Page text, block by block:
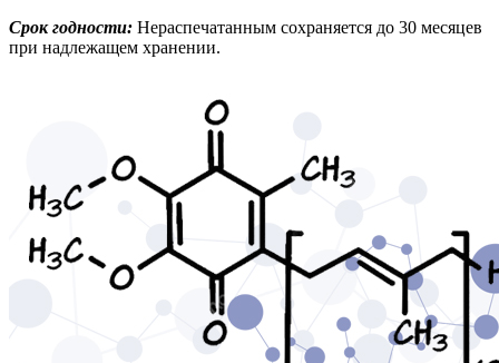
Срок годности: Нераспечатанным сохраняется до 30 месяцев
при надлежащем хранении.